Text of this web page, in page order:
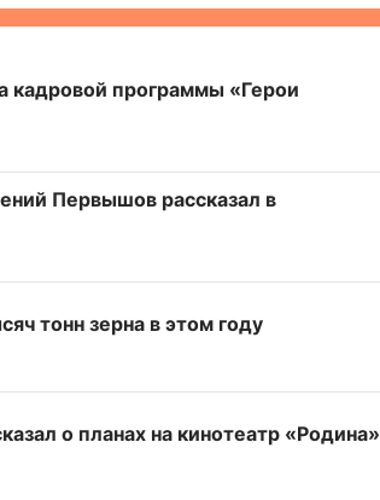
кадровой программы «Герои
Первышов рассказал в
тонн зерна в этом году
о планах на кинотеатр «Родина»